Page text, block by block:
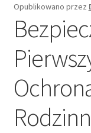
Polityka
Opublikowano przez